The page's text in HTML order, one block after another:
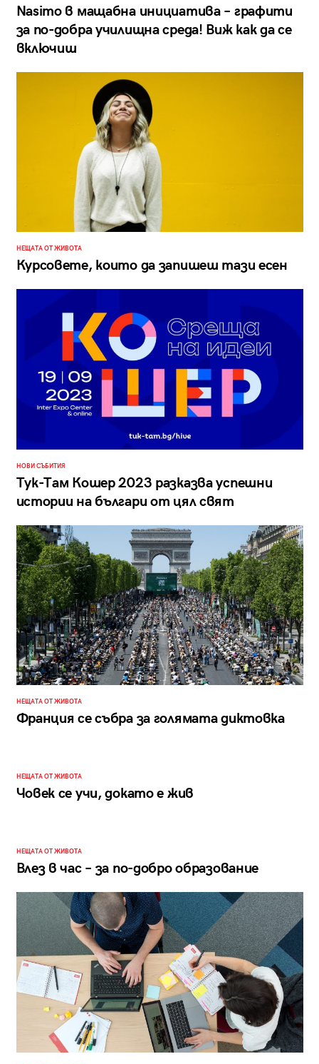
Nasimo в мащабна инициатива – графити
за по-добра училищна среда! Виж как да се
включиш
НЕЩАТА ОТ ЖИВОТА
Курсовете, които да запишеш тази есен
НОВИ СЪБИТИЯ
Тук-Там Кошер 2023 разказва успешни
истории на българи от цял свят
НЕЩАТА ОТ ЖИВОТА
Франция се събра за голямата диктовка
НЕЩАТА ОТ ЖИВОТА
Човек се учи, докато е жив
НЕЩАТА ОТ ЖИВОТА
Влез в час – за по-добро образование